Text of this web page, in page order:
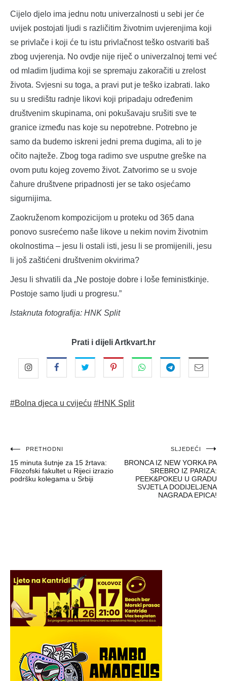
Cijelo djelo ima jednu notu univerzalnosti u sebi jer će
uvijek postojati ljudi s različitim životnim uvjerenjima koji
se privlače i koji će tu istu privlačnost teško ostvariti baš
zbog uvjerenja. No ovdje nije riječ o univerzalnoj temi već
od mladim ljudima koji se spremaju zakoračiti u zrelost
života. Svjesni su toga, a pravi put je teško izabrati. Iako
su u središtu radnje likovi koji pripadaju određenim
društvenim skupinama, oni pokušavaju srušiti sve te
granice između nas koje su nepotrebne. Potrebno je
samo da budemo iskreni jedni prema dugima, ali to je
očito najteže. Zbog toga radimo sve usputne greške na
ovom putu kojeg zovemo život. Zatvorimo se u svoje
čahure društvene pripadnosti jer se tako osjećamo
sigurnijima.
Zaokruženom kompozicijom u proteku od 365 dana
ponovo susrećemo naše likove u nekim novim životnim
okolnostima – jesu li ostali isti, jesu li se promijenili, jesu
li još zaštićeni društvenim okvirima?
Jesu li shvatili da „Ne postoje dobre i loše feministkinje.
Postoje samo ljudi u progresu.”
Istaknuta fotografija: HNK Split
Prati i dijeli Artkvart.hr
#Bolna djeca u cvijeću #HNK Split
Navigacija
objava
PRETHODNI
15 minuta šutnje za 15 žrtava:
Filozofski fakultet u Rijeci izrazio
podršku kolegama u Srbiji
SLJEDEĆI
BRONCA IZ NEW YORKA PA
SREBRO IZ PARIZA:
PEEK&POKEU U GRADU
SVJETLA DODIJELJENA
NAGRADA EPICA!